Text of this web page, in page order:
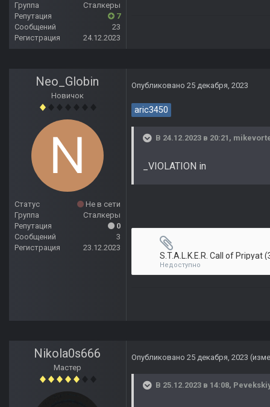
Группа
Сталкеры
Репутация
7
Сообщений
23
Регистрация
24.12.2023
Neo_Globin
Новичок
Статус
Не в сети
Группа
Сталкеры
Репутация
0
Сообщений
3
Регистрация
23.12.2023
Опубликовано 25 декабря, 2023
aric3450
В 24.12.2023 в 20:21,
_VIOLATION in
Недоступно
Nikola0s666
Мастер
Опубликовано 25 декабря, 2023
В 25.12.2023 в 14:08,